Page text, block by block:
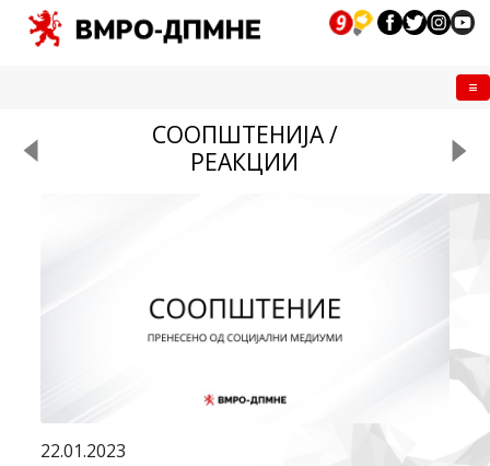
СООПШТЕНИЈА /
РЕАКЦИИ
22.01.2023